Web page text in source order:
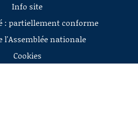
Info site
: partiellement conforme
l'Assemblée nationale
Cookies